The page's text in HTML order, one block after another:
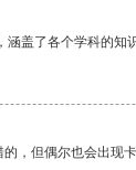
盖了各个学科的知
，但偶尔也会出现